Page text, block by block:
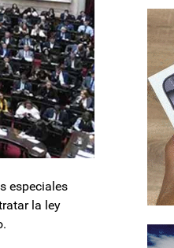
especiales
la ley